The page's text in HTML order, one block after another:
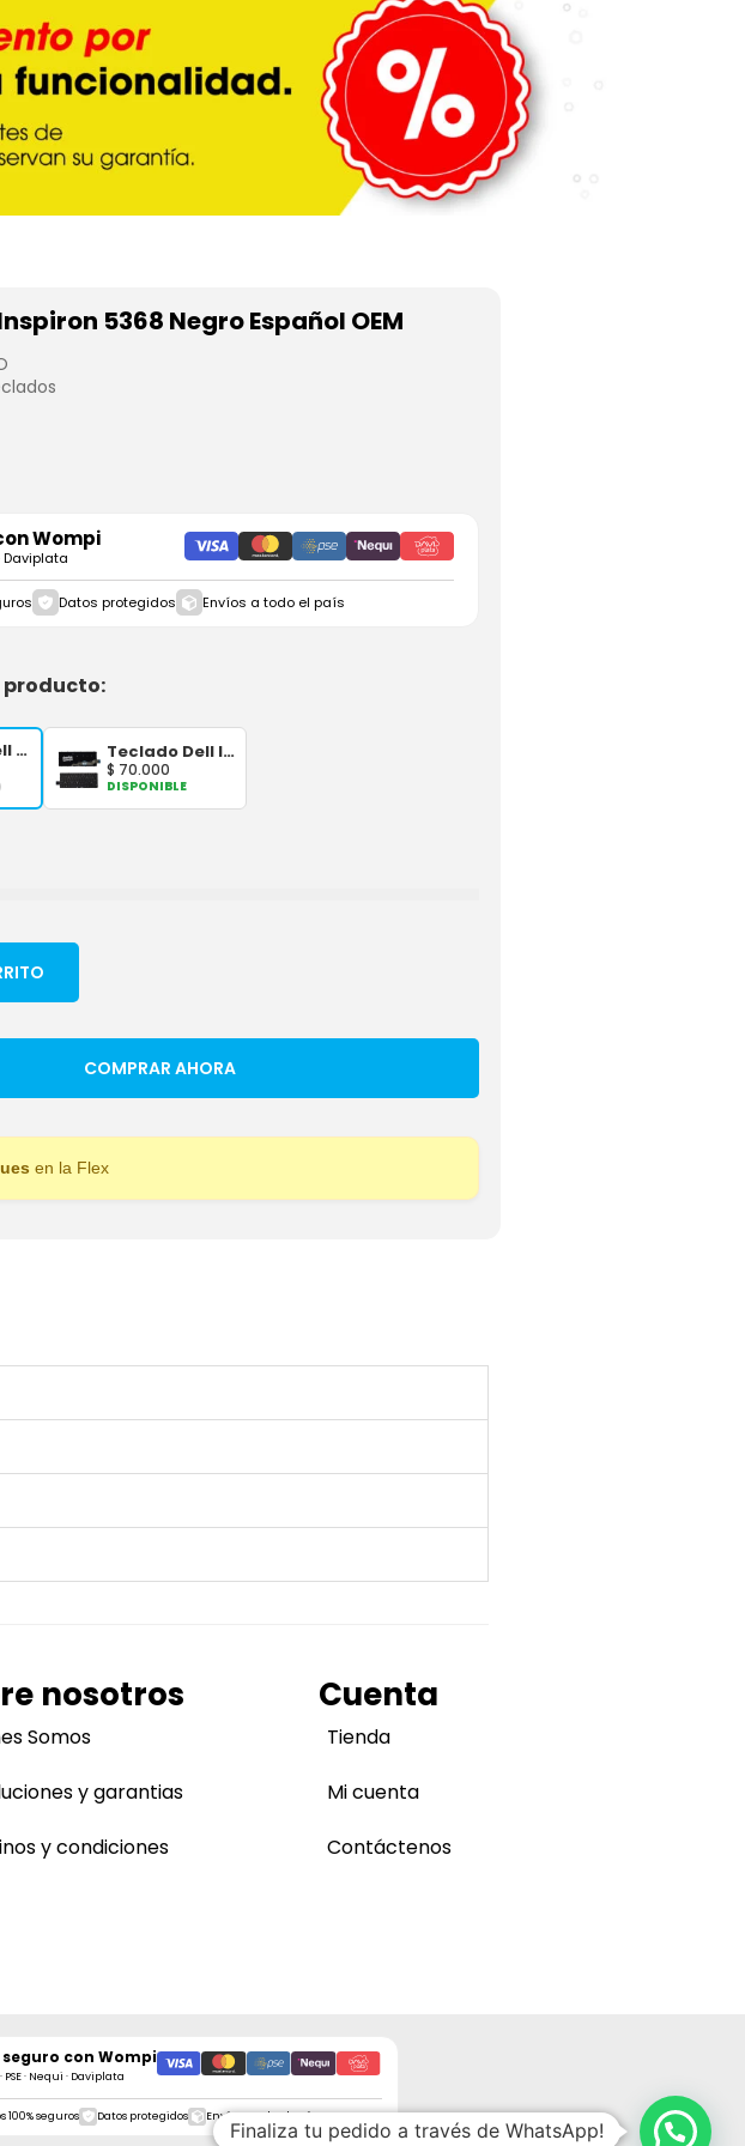
5368 Negro Español OEM
Wompi
Daviplata
Datos protegidos Envíos a todo el país
producto:
Teclado Dell Inspiron 5368 Negro Español OEM Teclado Dell Inspiron 5368 Negro Español OEM
$ 70.000
DISPONIBLE
COMPRAR AHORA
en la Flex
nosotros
Somos
y garantias
y condiciones
Cuenta
Tienda
Mi cuenta
Contáctenos
seguro con Wompi
PSE · Nequi · Daviplata
100% seguros Datos protegidos Envíos a todo el país
Finaliza tu pedido a través de WhatsApp!